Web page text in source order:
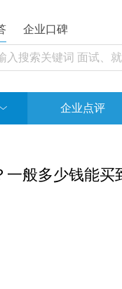
企业口碑
企业点评
般多少钱能买